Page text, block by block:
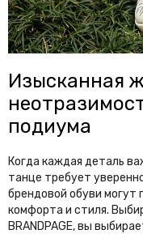
Изысканная
подиума
Когда каждая деталь
танце требует
брендовой обуви могут
комфорта и стиля.
BRANDPAGE, вы